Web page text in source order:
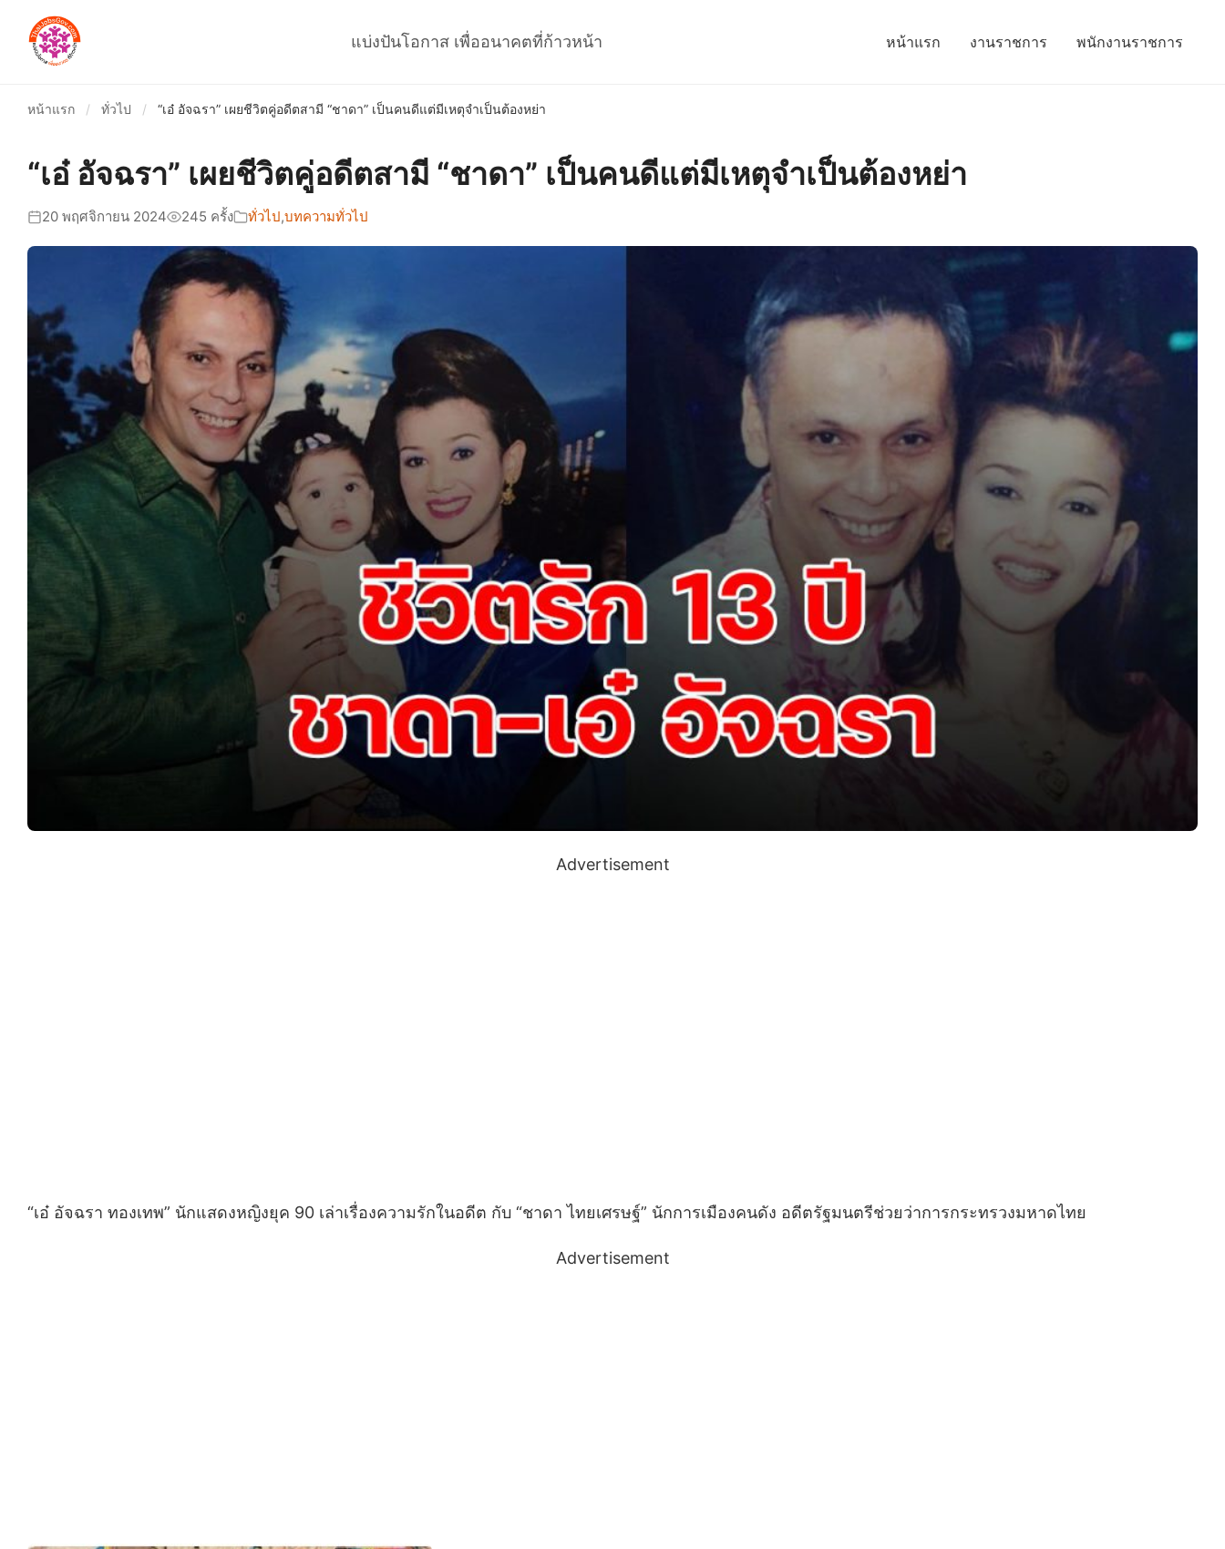
แบ่งปันโอกาส เพื่ออนาคตที่ก้าวหน้า หน้าแรก งานราชการ พนักงานราชการ
หน้าแรก / ทั่วไป / “เอ๋ อัจฉรา” เผยชีวิตคู่อดีตสามี “ชาดา” เป็นคนดีแต่มีเหตุจำเป็นต้องหย่า
“เอ๋ อัจฉรา” เผยชีวิตคู่อดีตสามี “ชาดา” เป็นคนดีแต่มีเหตุจำเป็นต้องหย่า
20 พฤศจิกายน 2024 245 ครั้ง ทั่วไป,บทความทั่วไป
Advertisement
“เอ๋ อัจฉรา ทองเทพ” นักแสดงหญิงยุค 90 เล่าเรื่องความรักในอดีต กับ “ชาดา ไทยเศรษฐ์” นักการเมืองคนดัง อดีตรัฐมนตรีช่วยว่าการกระทรวงมหาดไทย
Advertisement